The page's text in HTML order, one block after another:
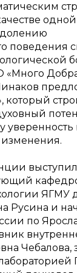
поведения
который
уверенность
ЯГМУ
Русина и
по